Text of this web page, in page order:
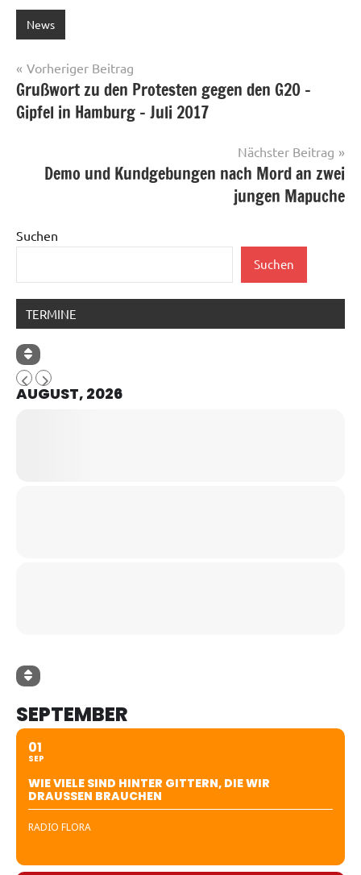
News
Beitragsnavigation
Vorheriger Beitrag
Grußwort zu den Protesten gegen den G20 –
Gipfel in Hamburg – Juli 2017
Nächster Beitrag
Demo und Kundgebungen nach Mord an zwei
jungen Mapuche
Suchen
Suchen
TERMINE
AUGUST, 2026
SEPTEMBER
01
SEP
WIE VIELE SIND HINTER GITTERN, DIE WIR
DRAUSSEN BRAUCHEN
RADIO FLORA